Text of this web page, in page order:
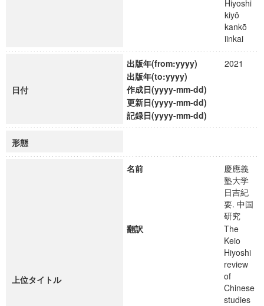
Hiyoshi
kiyō
kankō
iinkai
日付
出版年(from:yyyy)
2021
出版年(to:yyyy)
作成日(yyyy-mm-dd)
更新日(yyyy-mm-dd)
記録日(yyyy-mm-dd)
形態
上位タイトル
名前
慶應義
塾大学
日吉紀
要. 中国
研究
翻訳
The
Keio
Hiyoshi
review
of
Chinese
studies